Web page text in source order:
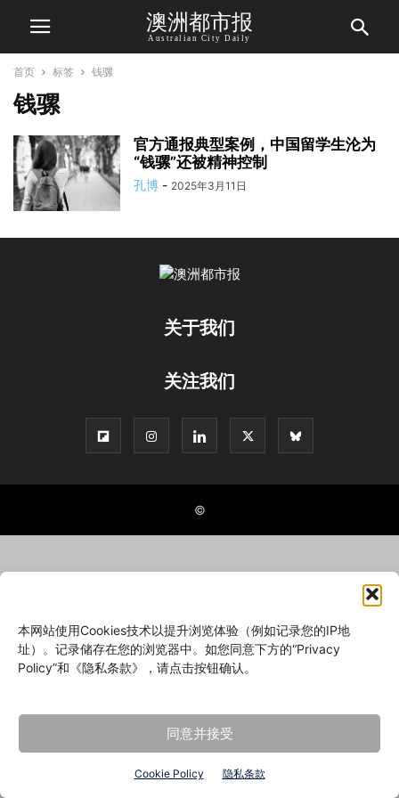
本网站使用Cookies技术以提升浏览体验（例如记录您的IP地
址）。记录储存在您的浏览器中。如您同意下方的“Privacy
Policy”和《隐私条款》，请点击按钮确认。
同意并接受
Cookie Policy 隐私条款
澳洲都市报
Australian City Daily
首页 标签 钱骡
钱骡
官方通报典型案例，中国留学生沦为
“钱骡”还被精神控制
孔博 - 2025年3月11日
关于我们
关注我们
©